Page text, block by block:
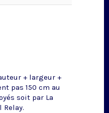
+ largeur +
pas 150 cm au
soit par La
Relay.